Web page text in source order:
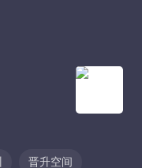
晋升空间